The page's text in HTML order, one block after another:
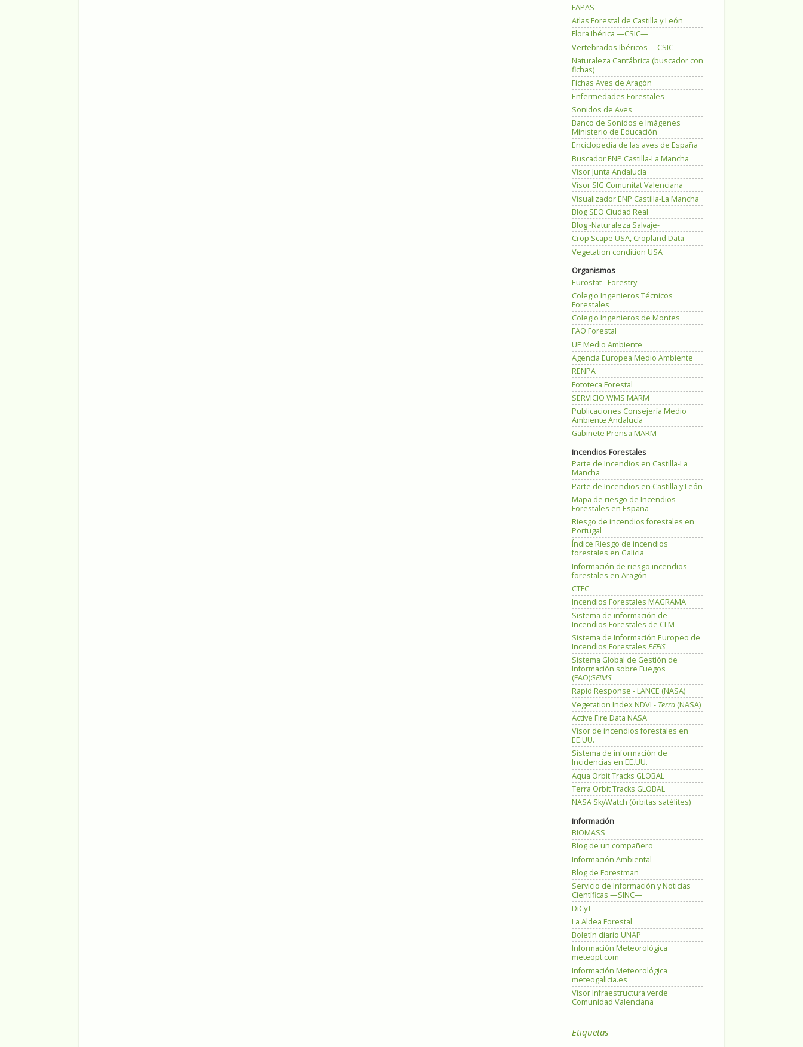
FAPAS
Atlas Forestal de Castilla y León
Flora Ibérica —CSIC—
Vertebrados Ibéricos —CSIC—
Naturaleza Cantábrica (buscador con
fichas)
Fichas Aves de Aragón
Enfermedades Forestales
Sonidos de Aves
Banco de Sonidos e Imágenes
Ministerio de Educación
Enciclopedia de las aves de España
Buscador ENP Castilla-La Mancha
Visor Junta Andalucía
Visor SIG Comunitat Valenciana
Visualizador ENP Castilla-La Mancha
Blog SEO Ciudad Real
Blog -Naturaleza Salvaje-
Crop Scape USA, Cropland Data
Vegetation condition USA
Organismos
Eurostat - Forestry
Colegio Ingenieros Técnicos
Forestales
Colegio Ingenieros de Montes
FAO Forestal
UE Medio Ambiente
Agencia Europea Medio Ambiente
RENPA
Fototeca Forestal
SERVICIO WMS MARM
Publicaciones Consejería Medio
Ambiente Andalucía
Gabinete Prensa MARM
Incendios Forestales
Parte de Incendios en Castilla-La
Mancha
Parte de Incendios en Castilla y León
Mapa de riesgo de Incendios
Forestales en España
Riesgo de incendios forestales en
Portugal
Índice Riesgo de incendios
forestales en Galicia
Información de riesgo incendios
forestales en Aragón
CTFC
Incendios Forestales MAGRAMA
Sistema de información de
Incendios Forestales de CLM
Sistema de Información Europeo de
Incendios Forestales EFFIS
Sistema Global de Gestión de
Información sobre Fuegos
(FAO)GFIMS
Rapid Response - LANCE (NASA)
Vegetation Index NDVI - Terra (NASA)
Active Fire Data NASA
Visor de incendios forestales en
EE.UU.
Sistema de información de
Incidencias en EE.UU.
Aqua Orbit Tracks GLOBAL
Terra Orbit Tracks GLOBAL
NASA SkyWatch (órbitas satélites)
Información
BIOMASS
Blog de un compañero
Información Ambiental
Blog de Forestman
Servicio de Información y Noticias
Científicas —SINC—
DiCyT
La Aldea Forestal
Boletín diario UNAP
Información Meteorológica
meteopt.com
Información Meteorológica
meteogalicia.es
Visor Infraestructura verde
Comunidad Valenciana
Etiquetas